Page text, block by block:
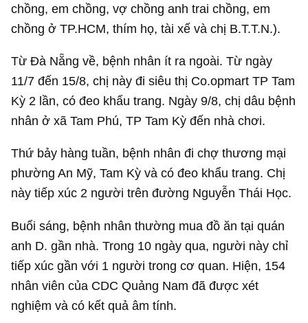
chồng, em chồng, vợ chồng anh trai chồng, em
chồng ở TP.HCM, thím họ, tài xế và chị B.T.T.N.).
Từ Đà Nẵng về, bệnh nhân ít ra ngoài. Từ ngày
11/7 đến 15/8, chị này đi siêu thị Co.opmart TP Tam
Kỳ 2 lần, có đeo khẩu trang. Ngày 9/8, chị dâu bệnh
nhân ở xã Tam Phú, TP Tam Kỳ đến nhà chơi.
Thứ bảy hàng tuần, bệnh nhân đi chợ thương mại
phường An Mỹ, Tam Kỳ và có đeo khẩu trang. Chị
này tiếp xúc 2 người trên đường Nguyễn Thái Học.
Buổi sáng, bệnh nhân thường mua đồ ăn tại quán
anh D. gần nhà. Trong 10 ngày qua, người này chỉ
tiếp xúc gần với 1 người trong cơ quan. Hiện, 154
nhân viên của CDC Quảng Nam đã được xét
nghiệm và có kết quả âm tính.